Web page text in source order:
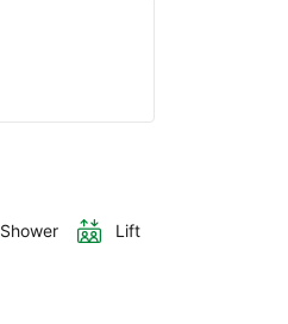
Shower Lift